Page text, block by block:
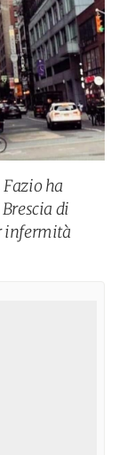
ha
di
infermità